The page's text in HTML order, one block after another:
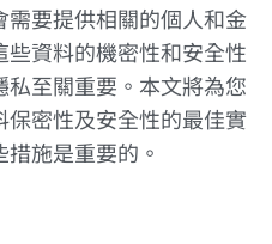
要提供相關的個人和金
資料的機密性和安全性
至關重要。本文將為您
密性及安全性的最佳實
施是重要的。